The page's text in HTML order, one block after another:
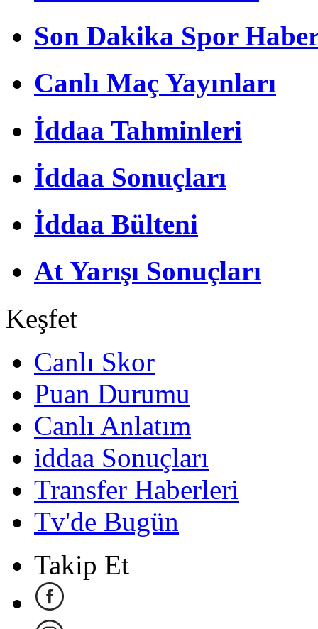
Son Dakika Spor
Canlı Maç Yayınları
İddaa Tahminleri
İddaa Sonuçları
İddaa Bülteni
At Yarışı Sonuçları
Keşfet
Canlı Skor
Puan Durumu
Canlı Anlatım
iddaa Sonuçları
Transfer Haberleri
Tv'de Bugün
Takip Et